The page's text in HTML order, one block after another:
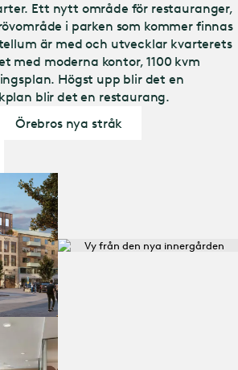
Ett nytt område för restauranger,
i parken som kommer finnas
är med och utvecklar kvarterets
med moderna kontor, 1100 kvm
Högst upp blir det en
blir det en restaurang.
Örebros nya stråk